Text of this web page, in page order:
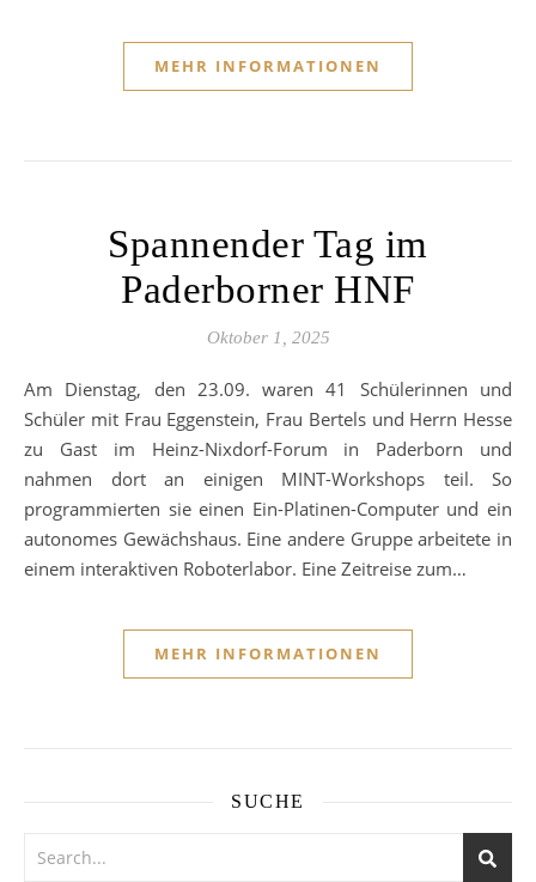
MEHR INFORMATIONEN
Spannender Tag im
Paderborner HNF
Oktober 1, 2025
Am Dienstag, den 23.09. waren 41 Schülerinnen und
Schüler mit Frau Eggenstein, Frau Bertels und Herrn Hesse
zu Gast im Heinz-Nixdorf-Forum in Paderborn und
nahmen dort an einigen MINT-Workshops teil. So
programmierten sie einen Ein-Platinen-Computer und ein
autonomes Gewächshaus. Eine andere Gruppe arbeitete in
einem interaktiven Roboterlabor. Eine Zeitreise zum…
MEHR INFORMATIONEN
SUCHE